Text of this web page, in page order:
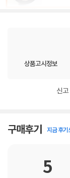
상품고시정보
신고
구매후기 지금 후기
5